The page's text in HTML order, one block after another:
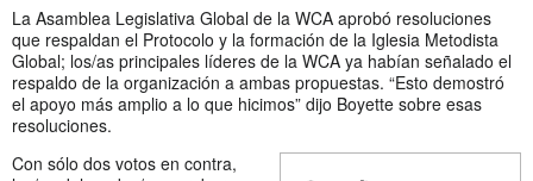
La Asamblea Legislativa Global de la WCA aprobó resoluciones
que respaldan el Protocolo y la formación de la Iglesia Metodista
Global; los/as principales líderes de la WCA ya habían señalado el
respaldo de la organización a ambas propuestas. “Esto demostró
el apoyo más amplio a lo que hicimos” dijo Boyette sobre esas
resoluciones.
Con sólo dos votos en contra,